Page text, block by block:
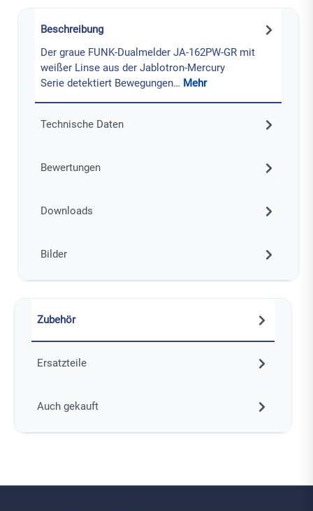
Beschreibung
Der graue FUNK-Dualmelder JA-162PW-GR mit
weißer Linse aus der Jablotron-Mercury
Serie detektiert Bewegungen… Mehr
Technische Daten
Bewertungen
Downloads
Bilder
Zubehör
Ersatzteile
Auch gekauft